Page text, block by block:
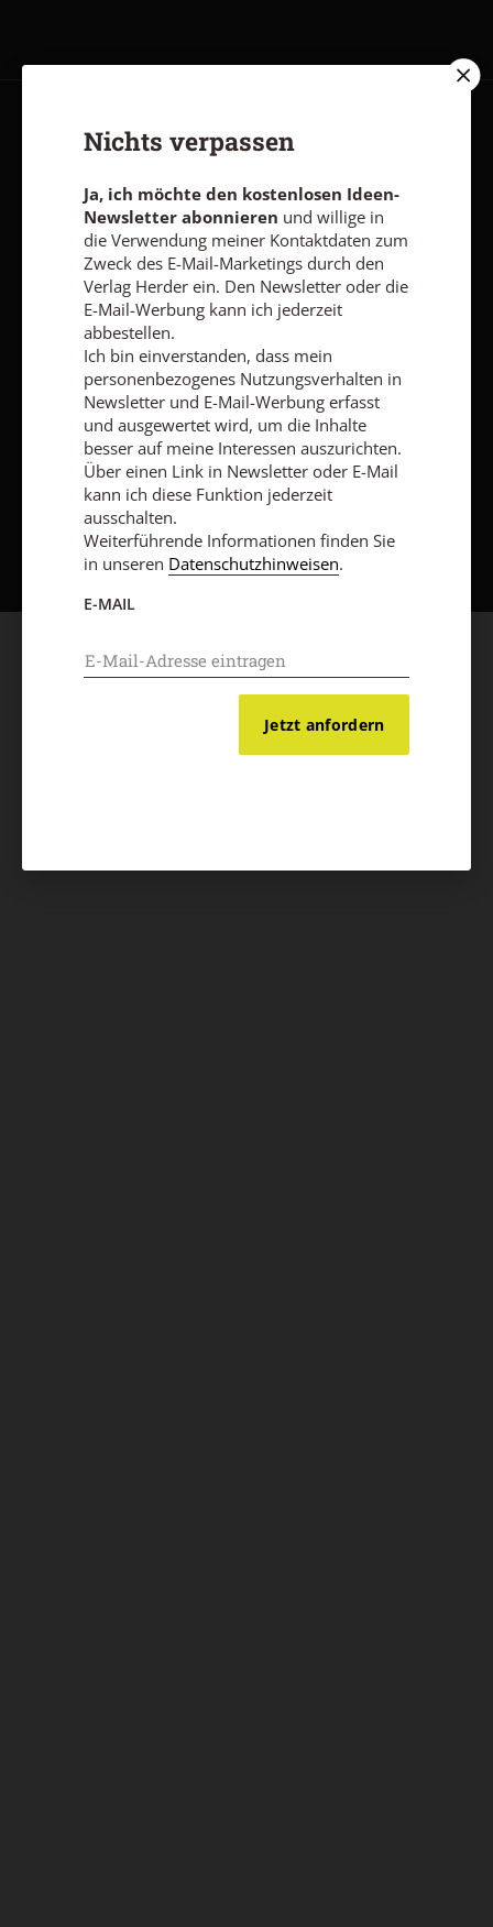
AGB und Widerrufsbelehrung
Vertrag widerrufen Abo online kündigen
Nichts verpassen
Ja, ich möchte den kostenlosen Ideen-
Newsletter abonnieren und willige in
die Verwendung meiner Kontaktdaten zum
Zweck des E-Mail-Marketings durch den
Verlag Herder ein. Den Newsletter oder die
E-Mail-Werbung kann ich jederzeit
abbestellen.
Ich bin einverstanden, dass mein
personenbezogenes Nutzungsverhalten in
Newsletter und E-Mail-Werbung erfasst
und ausgewertet wird, um die Inhalte
besser auf meine Interessen auszurichten.
Über einen Link in Newsletter oder E-Mail
kann ich diese Funktion jederzeit
ausschalten.
Weiterführende Informationen finden Sie
in unseren Datenschutzhinweisen.
E-MAIL
Jetzt anfordern